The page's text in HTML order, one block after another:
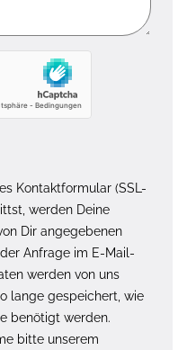
Kontaktformular (SSL-
werden Deine
Dir angegebenen
Anfrage im E-Mail-
werden von uns
lange gespeichert, wie
benötigt werden.
bitte unserem